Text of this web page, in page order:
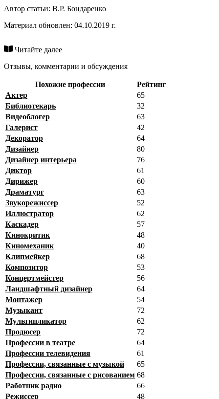
Автор статьи: В.Р. Бондаренко
Материал обновлен: 04.10.2019 г.
Читайте далее
Отзывы, комментарии и обсуждения
Похожие профессии
Рейтинг
Актер
65
Библиотекарь
32
Видеоблогер
63
Галерист
42
Декоратор
64
Дизайнер
80
Дизайнер интерьера
76
Диктор
61
Дирижер
60
Драматург
63
Звукорежиссер
52
Иллюстратор
62
Каскадер
57
Кинокритик
48
Киномеханик
40
Клипмейкер
68
Композитор
53
Концертмейстер
56
Ландшафтный дизайнер
64
Монтажер
54
Музыкант
72
Мультипликатор
62
Продюсер
72
Профессии в театре
64
Профессии телевидения
61
Профессии, связанные с музыкой
65
Профессии, связанные с рисованием 68
Работник радио
66
Режиссер
48